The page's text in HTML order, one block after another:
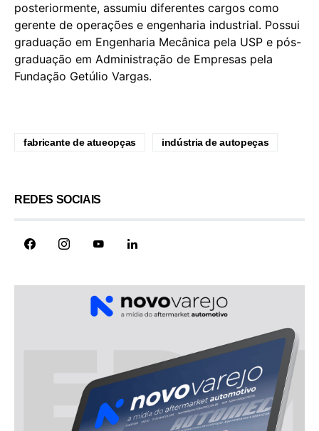
posteriormente, assumiu diferentes cargos como
gerente de operações e engenharia industrial. Possui
graduação em Engenharia Mecânica pela USP e pós-
graduação em Administração de Empresas pela
Fundação Getúlio Vargas.
fabricante de atueopças indústria de autopeças
REDES SOCIAIS